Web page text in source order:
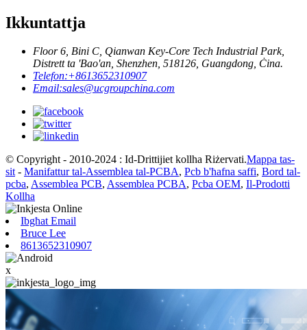
Ikkuntattja
Floor 6, Bini C, Qianwan Key-Core Tech Industrial Park,
Distrett ta 'Bao'an, Shenzhen, 518126, Guangdong, Ċina.
Telefon:+8613652310907
Email:sales@ucgroupchina.com
© Copyright - 2010-2024 : Id-Drittijiet kollha Riżervati.Mappa tas-
sit- Manifattur tal-Assemblea tal-PCBA, Pcb b'ħafna saffi, Bord tal-
pcba, Assemblea PCB, Assemblea PCBA, Pcba OEM, Il-Prodotti
Kollha
Ibgħat Email
Bruce Lee
8613652310907
x